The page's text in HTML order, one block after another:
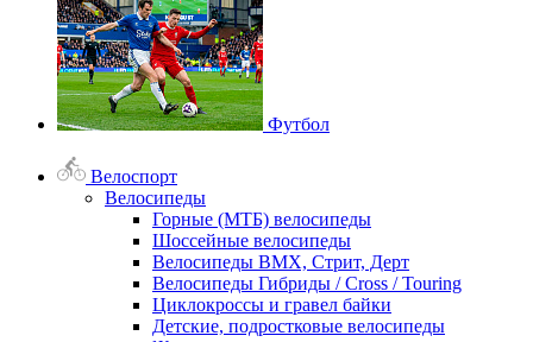
Футбол
Велоспорт
Велосипеды
Горные (МТБ) велосипеды
Шоссейные велосипеды
Велосипеды BMX, Стрит, Дерт
Велосипеды Гибриды / Cross / Touring
Циклокроссы и гравел байки
Детские, подростковые велосипеды